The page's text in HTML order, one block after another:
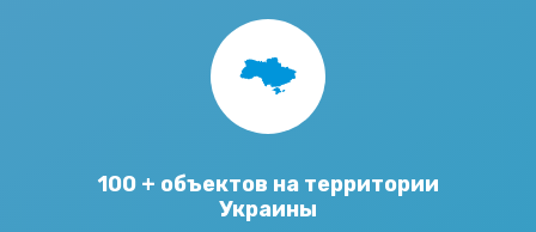
100 + объектов на территории
Украины